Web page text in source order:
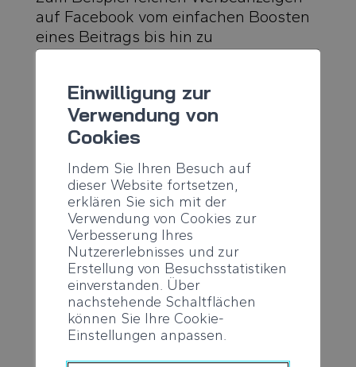
auf Facebook vom einfachen Boosten
eines Beitrags bis hin zu
verschiedenen Arten von Anzeigen wie
Bild- oder Videoanzeigen
Karussell-Anzeigen, Diashows,
Sammlungen
Instant Experience“-Anzeigen
Anzeigen zur Generierung von
Leads
Dynamische Anzeigen
Einwilligung zur
Verwendung von
Cookies
Indem Sie Ihren Besuch auf
dieser Website fortsetzen,
erklären Sie sich mit der
Verwendung von Cookies zur
Verbesserung Ihres
Nutzererlebnisses und zur
Erstellung von Besuchsstatistiken
einverstanden. Über
nachstehende Schaltflächen
können Sie Ihre Cookie-
Einstellungen anpassen.